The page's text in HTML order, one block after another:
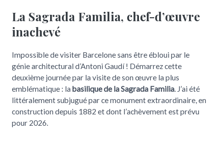
La Sagrada Familia, chef-d’œuvre
inachevé
Impossible de visiter Barcelone sans être ébloui par le
génie architectural d’Antoni Gaudí ! Démarrez cette
deuxième journée par la visite de son œuvre la plus
emblématique : la basilique de la Sagrada Familia. J’ai été
littéralement subjugué par ce monument extraordinaire, en
construction depuis 1882 et dont l’achèvement est prévu
pour 2026.